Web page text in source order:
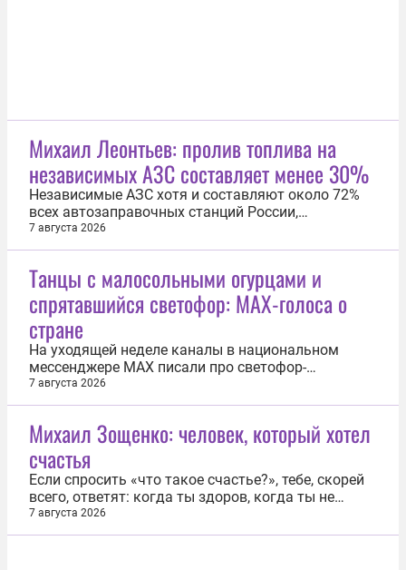
Михаил Леонтьев: пролив топлива на
независимых АЗС составляет менее 30%
Независимые АЗС хотя и составляют около 72%
всех автозаправочных станций России,
обеспечивают менее 30% общего пролива
топлива. Об этом заявил журналист Михаил
Телеведущий пояснил, что независимые АЗС в
основном выступают как торговые посредники на
рынке...
7 августа 2026
Танцы с малосольными огурцами и
спрятавшийся светофор: MAX-голоса о
стране
На уходящей неделе каналы в национальном
мессенджере MAX писали про светофор-
невидимку, байкера с мотоциклом в троллейбусе
и многое другое. Самое интересное — в нашей
После нашумевшей «Одиссеи» в Москве возник
бум на греческие имена. По данным столичных...
7 августа 2026
Михаил Зощенко: человек, который хотел
счастья
Если спросить «что такое счастье?», тебе, скорей
всего, ответят: когда ты здоров, когда ты не
одинок, когда всё, что тебе хочется, у тебя есть. 9
августа — очередная дата со дня рождения
7 августа 2026